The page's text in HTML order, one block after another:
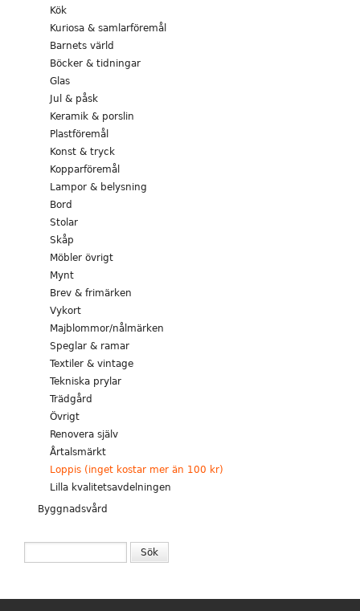
Kök
Kuriosa & samlarföremål
Barnets värld
Böcker & tidningar
Glas
Jul & påsk
Keramik & porslin
Plastföremål
Konst & tryck
Kopparföremål
Lampor & belysning
Bord
Stolar
Skåp
Möbler övrigt
Mynt
Brev & frimärken
Vykort
Majblommor/nålmärken
Speglar & ramar
Textiler & vintage
Tekniska prylar
Trädgård
Övrigt
Renovera själv
Årtalsmärkt
Loppis (inget kostar mer än 100 kr)
Lilla kvalitetsavdelningen
Byggnadsvård